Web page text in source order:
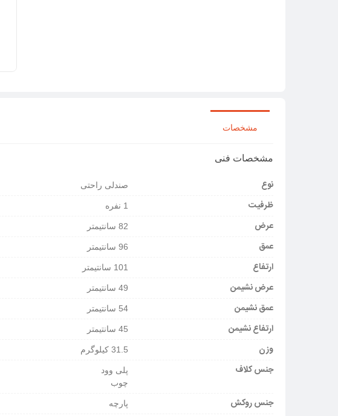
مشخصات
مشخصات فنی
نوع صندلی راحتی
ظرفیت 1 نفره
عرض 82 سانتیمتر
عمق 96 سانتیمتر
ارتفاع 101 سانتیمتر
عرض نشیمن 49 سانتیمتر
عمق نشیمن 54 سانتیمتر
ارتفاع نشیمن 45 سانتیمتر
وزن 31.5 کیلوگرم
جنس کلاف
پلی وود
چوب
جنس روکش پارچه